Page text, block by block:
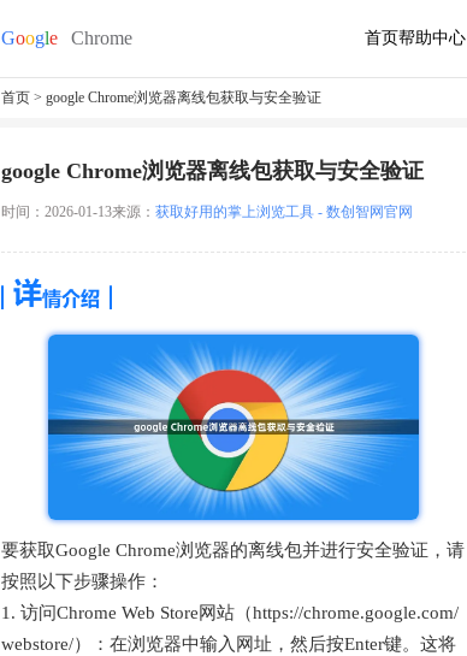
首页帮助中心
首页 > google Chrome浏览器离线包获取与安全验证
google Chrome浏览器离线包获取与安全验证
时间：2026-01-13来源： 获取好用的掌上浏览工具 - 数创智网官网
要获取Google Chrome浏览器的离线包并进行安全验证，请
按照以下步骤操作：
1. 访问Chrome Web Store网站（https://chrome.google.com/
webstore/）：在浏览器中输入网址，然后按Enter键。这将